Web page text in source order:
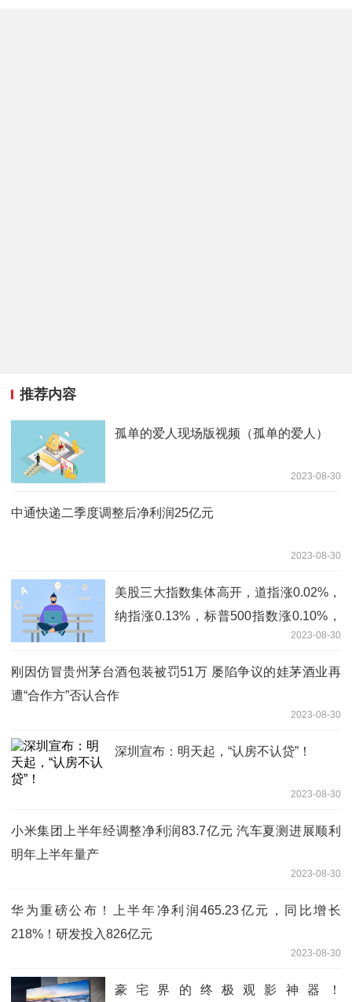
推荐内容
孤单的爱人现场版视频（孤单的爱人）
2023-08-30
中通快递二季度调整后净利润25亿元
2023-08-30
美股三大指数集体高开，道指涨0.02%，
纳指涨0.13%，标普500指数涨0.10%，
越南电动汽车生产商VinFast涨逾15%
2023-08-30
刚因仿冒贵州茅台酒包装被罚51万 屡陷争议的娃茅酒业再
遭“合作方”否认合作
2023-08-30
深圳宣布：明天起，“认房不认贷”！
2023-08-30
小米集团上半年经调整净利润83.7亿元 汽车夏测进展顺利
明年上半年量产
2023-08-30
华为重磅公布！上半年净利润465.23亿元，同比增长
218%！研发投入826亿元
2023-08-30
豪宅界的终极观影神器！